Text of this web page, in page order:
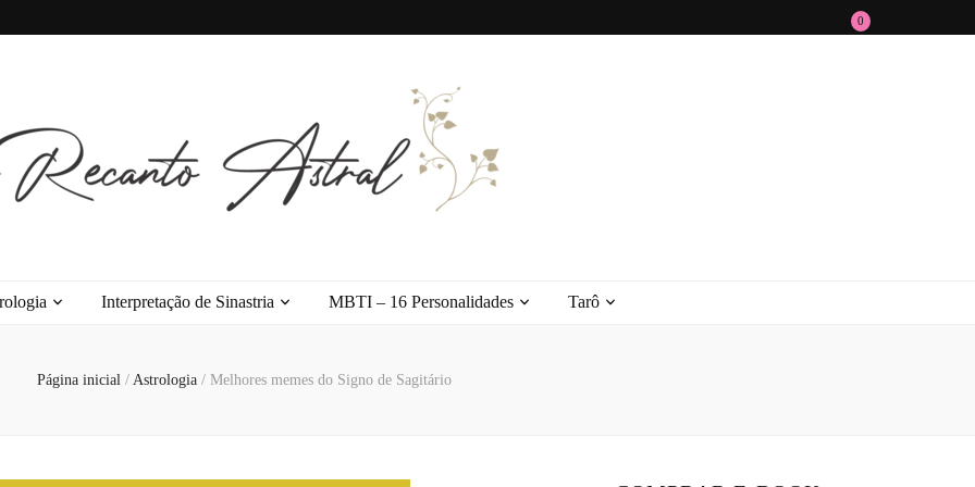
0
Interpretação de Sinastria MBTI – 16 Personalidades Tarô
Página inicial / Astrologia / Melhores memes do Signo de Sagitário